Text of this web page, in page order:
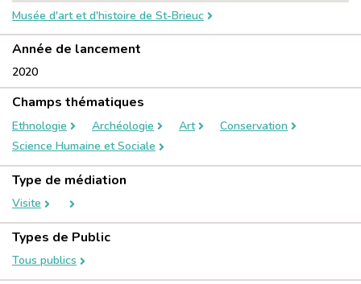
Musée d'art et d'histoire de St-Brieuc
Année de lancement
2020
Champs thématiques
Ethnologie Archéologie Art
Conservation
Science Humaine et Sociale
Type de médiation
Visite
Types de Public
Tous publics